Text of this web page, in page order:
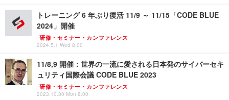
トレーニング 6 年ぶり復活 11/9 ～ 11/15「CODE BLUE
2024」開催
研修・セミナー・カンファレンス
2024.5.1 Wed 8:00
11/8,9 開催：世界の一流に愛される日本発のサイバーセキ
ュリティ国際会議 CODE BLUE 2023
研修・セミナー・カンファレンス
2023.10.30 Mon 8:00